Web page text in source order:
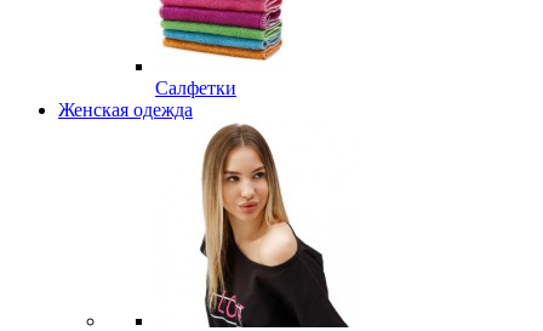
Салфетки
Женская одежда